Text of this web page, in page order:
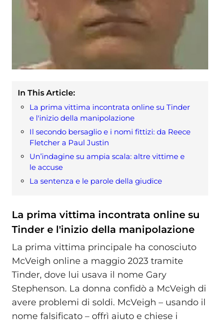
In This Article:
La prima vittima incontrata online su Tinder
e l'inizio della manipolazione
Il secondo bersaglio e i nomi fittizi: da Reece
Fletcher a Paul Justin
Un’indagine su ampia scala: altre vittime e
le accuse
La sentenza e le parole della giudice
La prima vittima incontrata online su
Tinder e l'inizio della manipolazione
La prima vittima principale ha conosciuto
McVeigh online a maggio 2023 tramite
Tinder, dove lui usava il nome Gary
Stephenson. La donna confidò a McVeigh di
avere problemi di soldi. McVeigh – usando il
nome falsificato – offrì aiuto e chiese i